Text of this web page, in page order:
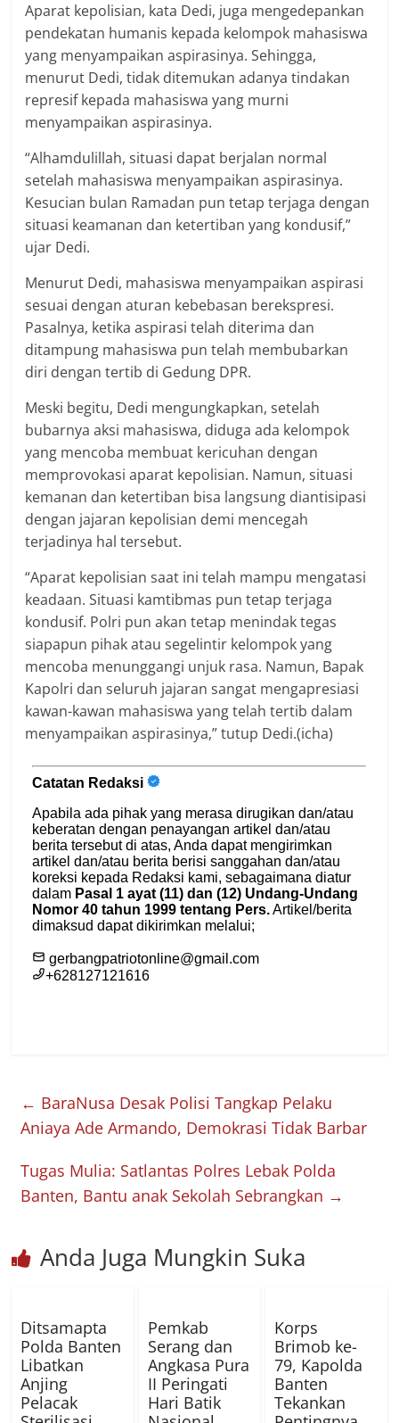
Aparat kepolisian, kata Dedi, juga mengedepankan
pendekatan humanis kepada kelompok mahasiswa
yang menyampaikan aspirasinya. Sehingga,
menurut Dedi, tidak ditemukan adanya tindakan
represif kepada mahasiswa yang murni
menyampaikan aspirasinya.
“Alhamdulillah, situasi dapat berjalan normal
setelah mahasiswa menyampaikan aspirasinya.
Kesucian bulan Ramadan pun tetap terjaga dengan
situasi keamanan dan ketertiban yang kondusif,”
ujar Dedi.
Menurut Dedi, mahasiswa menyampaikan aspirasi
sesuai dengan aturan kebebasan berekspresi.
Pasalnya, ketika aspirasi telah diterima dan
ditampung mahasiswa pun telah membubarkan
diri dengan tertib di Gedung DPR.
Meski begitu, Dedi mengungkapkan, setelah
bubarnya aksi mahasiswa, diduga ada kelompok
yang mencoba membuat kericuhan dengan
memprovokasi aparat kepolisian. Namun, situasi
kemanan dan ketertiban bisa langsung diantisipasi
dengan jajaran kepolisian demi mencegah
terjadinya hal tersebut.
“Aparat kepolisian saat ini telah mampu mengatasi
keadaan. Situasi kamtibmas pun tetap terjaga
kondusif. Polri pun akan tetap menindak tegas
siapapun pihak atau segelintir kelompok yang
mencoba menunggangi unjuk rasa. Namun, Bapak
Kapolri dan seluruh jajaran sangat mengapresiasi
kawan-kawan mahasiswa yang telah tertib dalam
menyampaikan aspirasinya,” tutup Dedi.(icha)
← BaraNusa Desak Polisi Tangkap Pelaku
Aniaya Ade Armando, Demokrasi Tidak Barbar
Tugas Mulia: Satlantas Polres Lebak Polda
Banten, Bantu anak Sekolah Sebrangkan →
Anda Juga Mungkin Suka
Ditsamapta
Polda Banten
Libatkan
Anjing
Pelacak
Pemkab
Serang dan
Angkasa Pura
II Peringati
Hari Batik
Korps
Brimob ke-
79, Kapolda
Banten
Tekankan